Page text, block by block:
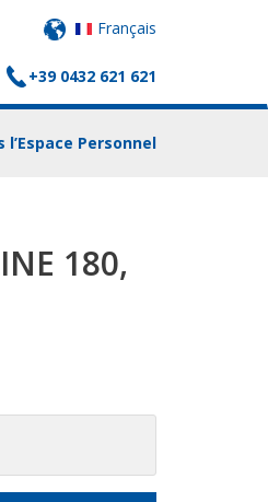
Français
+39 0432 621 621
l’Espace Personnel
180,